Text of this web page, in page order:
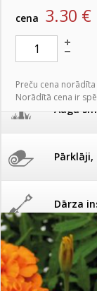
Podi un
Augu
Augu
Pārklāji,
Dārza
Ūdens
smidzinājumu
Pievienojies
Turkmenistānu!
Tomātu sēklu
Tagad Vitrol
iepakojumā!
Tomātu diena
cena 3.30 €
Preču cena
Norādītā cena ir